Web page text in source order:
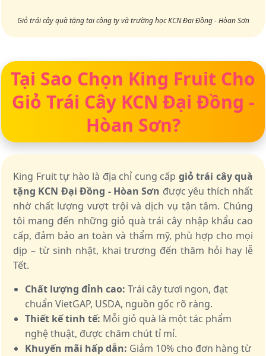
Giỏ trái cây quà tặng tại công ty và trường học KCN Đại Đồng - Hòan Sơn
Tại Sao Chọn King Fruit Cho
Giỏ Trái Cây KCN Đại Đồng -
Hòan Sơn?
King Fruit tự hào là địa chỉ cung cấp giỏ trái cây quà
tặng KCN Đại Đồng - Hòan Sơn được yêu thích nhất
nhờ chất lượng vượt trội và dịch vụ tận tâm. Chúng
tôi mang đến những giỏ quà trái cây nhập khẩu cao
cấp, đảm bảo an toàn và thẩm mỹ, phù hợp cho mọi
dịp – từ sinh nhật, khai trương đến thăm hỏi hay lễ
Tết.
Chất lượng đỉnh cao: Trái cây tươi ngon, đạt
chuẩn VietGAP, USDA, nguồn gốc rõ ràng.
Thiết kế tinh tế: Mỗi giỏ quà là một tác phẩm
nghệ thuật, được chăm chút tỉ mỉ.
Khuyến mãi hấp dẫn: Giảm 10% cho đơn hàng từ